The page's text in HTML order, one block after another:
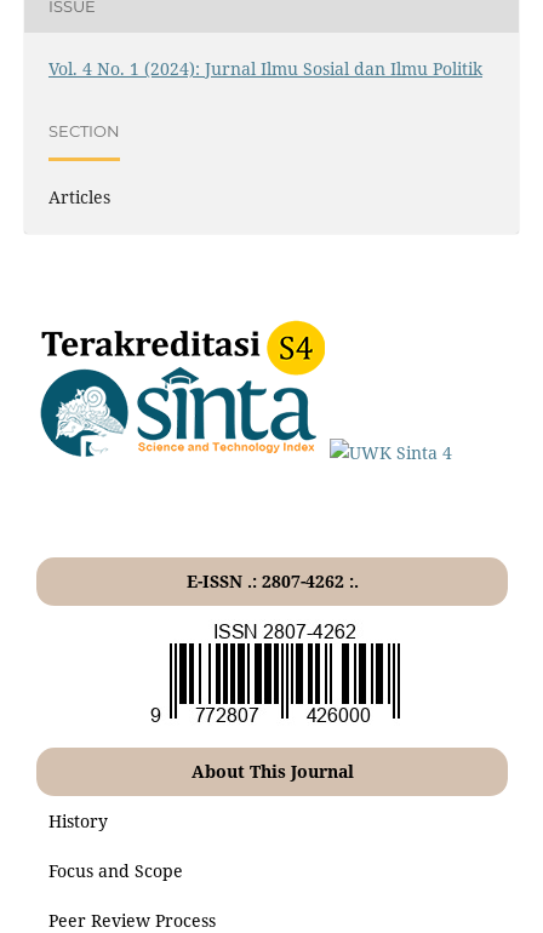
ISSUE
Vol. 4 No. 1 (2024): Jurnal Ilmu Sosial dan Ilmu Politik
SECTION
Articles
E-ISSN .: 2807-4262 :.
About This Journal
History
Focus and Scope
Peer Review Process